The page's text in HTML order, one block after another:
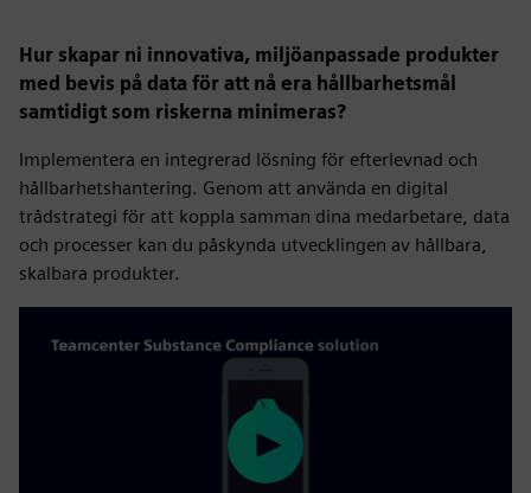
Hur skapar ni innovativa, miljöanpassade produkter
med bevis på data för att nå era hållbarhetsmål
samtidigt som riskerna minimeras?
Implementera en integrerad lösning för efterlevnad och
hållbarhetshantering. Genom att använda en digital
trådstrategi för att koppla samman dina medarbetare, data
och processer kan du påskynda utvecklingen av hållbara,
skalbara produkter.
Play